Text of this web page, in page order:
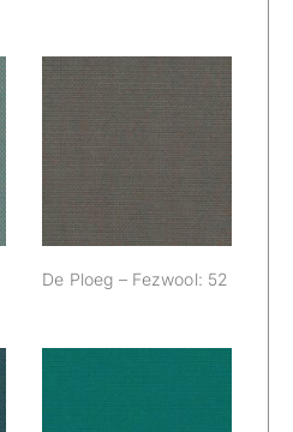
De Ploeg –
Fezwool: 52
De Ploeg – Fezwool: 52